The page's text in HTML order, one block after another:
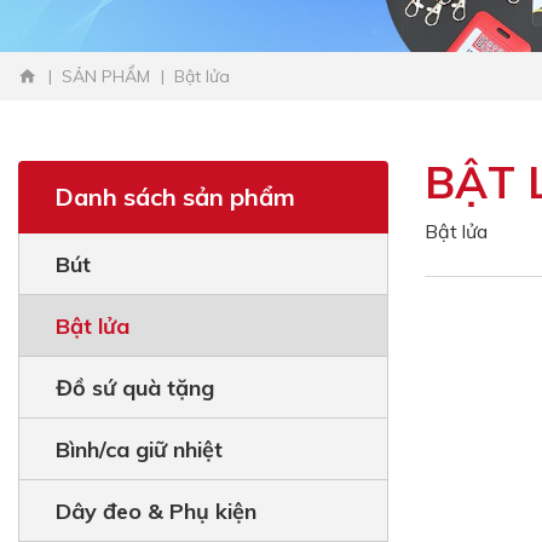
SẢN PHẨM Bật lửa
Danh sách sản phẩm
Bút
Bật lửa
Đồ sứ quà tặng
Bình/ca giữ nhiệt
Dây đeo & Phụ kiện
BẬT
Bật lửa